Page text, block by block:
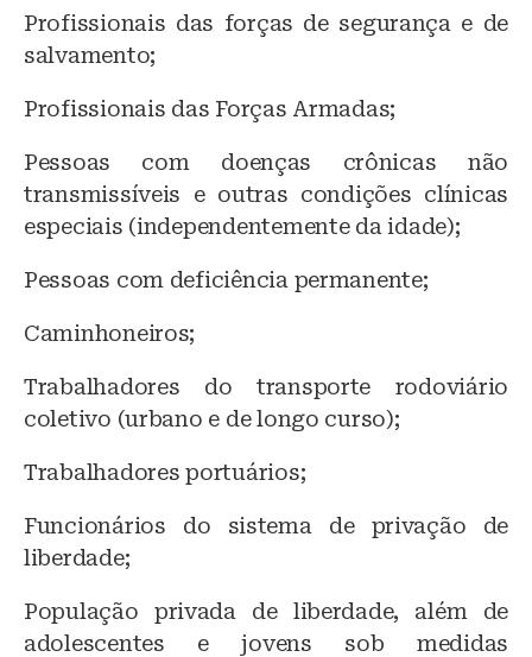
Profissionais das forças de segurança e de
salvamento;
Profissionais das Forças Armadas;
Pessoas com doenças crônicas não
transmissíveis e outras condições clínicas
especiais (independentemente da idade);
Pessoas com deficiência permanente;
Caminhoneiros;
Trabalhadores do transporte rodoviário
coletivo (urbano e de longo curso);
Trabalhadores portuários;
Funcionários do sistema de privação de
liberdade;
População privada de liberdade, além de
adolescentes e jovens sob medidas